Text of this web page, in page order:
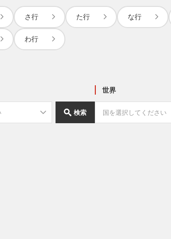
さ行 た行 な行
わ行
検索
世界